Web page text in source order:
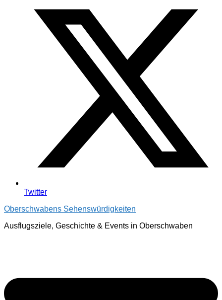
Twitter
Oberschwabens Sehenswürdigkeiten
Ausflugsziele, Geschichte & Events in Oberschwaben